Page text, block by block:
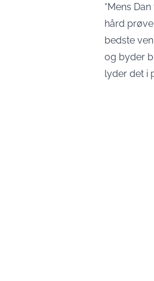
“Mens
hård
bedste
og byder
lyder det i